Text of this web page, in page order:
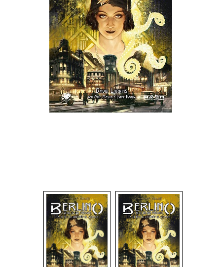
Giochi di Carte Collezionabili
Giocattoli e Gadget